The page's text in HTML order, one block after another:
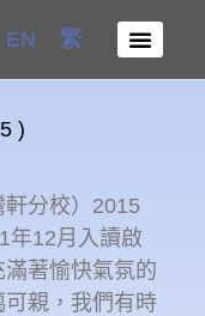
EN 繁
分校）2015
年12月入讀啟
著愉快氣氛的
親，我們有時